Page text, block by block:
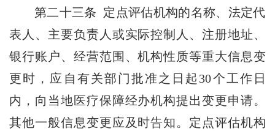
第二十三条 定点评估机构的名称、法定代
表人、主要负责人或实际控制人、注册地址、
银行账户、经营范围、机构性质等重大信息变
更时，应自有关部门批准之日起30个工作日
内，向当地医疗保障经办机构提出变更申请。
其他一般信息变更应及时告知。定点评估机构